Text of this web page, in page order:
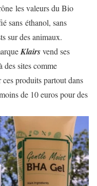
les valeurs du Bio
sans éthanol, sans
sur des animaux.
Klairsvend ses
des sites comme
produits partout dans
de 10 euros pour des